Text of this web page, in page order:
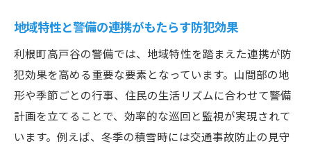
地域特性と警備の連携がもたらす防犯効果
利根町高戸谷の警備では、地域特性を踏まえた連携が防
犯効果を高める重要な要素となっています。山間部の地
形や季節ごとの行事、住民の生活リズムに合わせて警備
計画を立てることで、効率的な巡回と監視が実現されて
います。例えば、冬季の積雪時には交通事故防止の見守